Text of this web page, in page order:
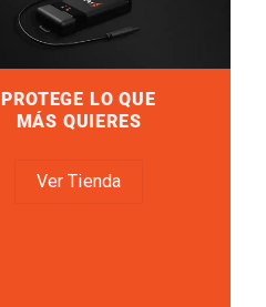
PROTEGE LO QUE
MÁS QUIERES
Ver Tienda